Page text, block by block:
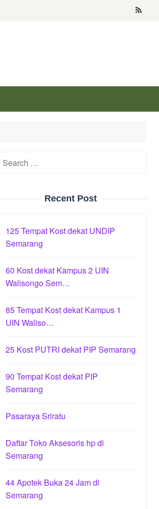
Search
Recent Post
125 Tempat Kost dekat UNDIP
Semarang
60 Kost dekat Kampus 2 UIN
Walisongo Sem…
85 Tempat Kost dekat Kampus 1
UIN Waliso…
25 Kost PUTRI dekat PIP Semarang
90 Tempat Kost dekat PIP
Semarang
Pasaraya Sriratu
Daftar Toko Aksesoris hp di
Semarang
44 Apotek Buka 24 Jam di
Semarang